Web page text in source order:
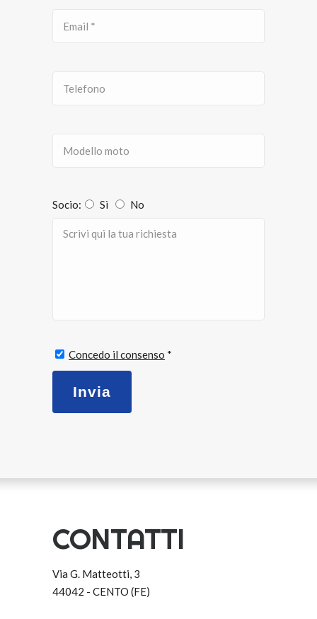
Socio: Sì No
Concedo il consenso *
CONTATTI
Via G. Matteotti, 3
44042 - CENTO (FE)